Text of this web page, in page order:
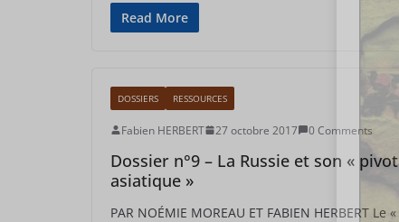
Read More
DOSSIERS RESSOURCES
Fabien HERBERT 27 octobre 2017 0 Comments
Dossier n°9 – La Russie et son « pivot
asiatique »
PAR NOÉMIE MOREAU ET FABIEN HERBERT Le «